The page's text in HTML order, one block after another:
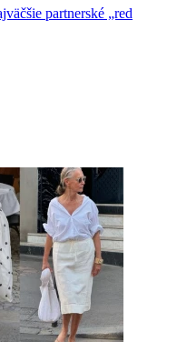
partnerské „red